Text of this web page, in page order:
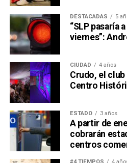
DESTACADAS 5
“SLP pasaría
viernes”:
CIUDAD 4 años
Crudo, el
Centro
ESTADO 3 años
A partir de
cobrarán
centros